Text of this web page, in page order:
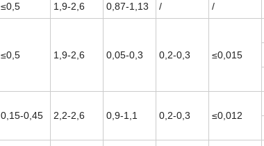
≤0,5 1,9-2,6 0,87-1,13 / /
≤0,5 1,9-2,6 0,05-0,3 0,2-0,3 ≤0,015
0,15-0,45 2,2-2,6 0,9-1,1 0,2-0,3 ≤0,012